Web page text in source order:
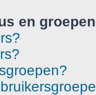
en groepen